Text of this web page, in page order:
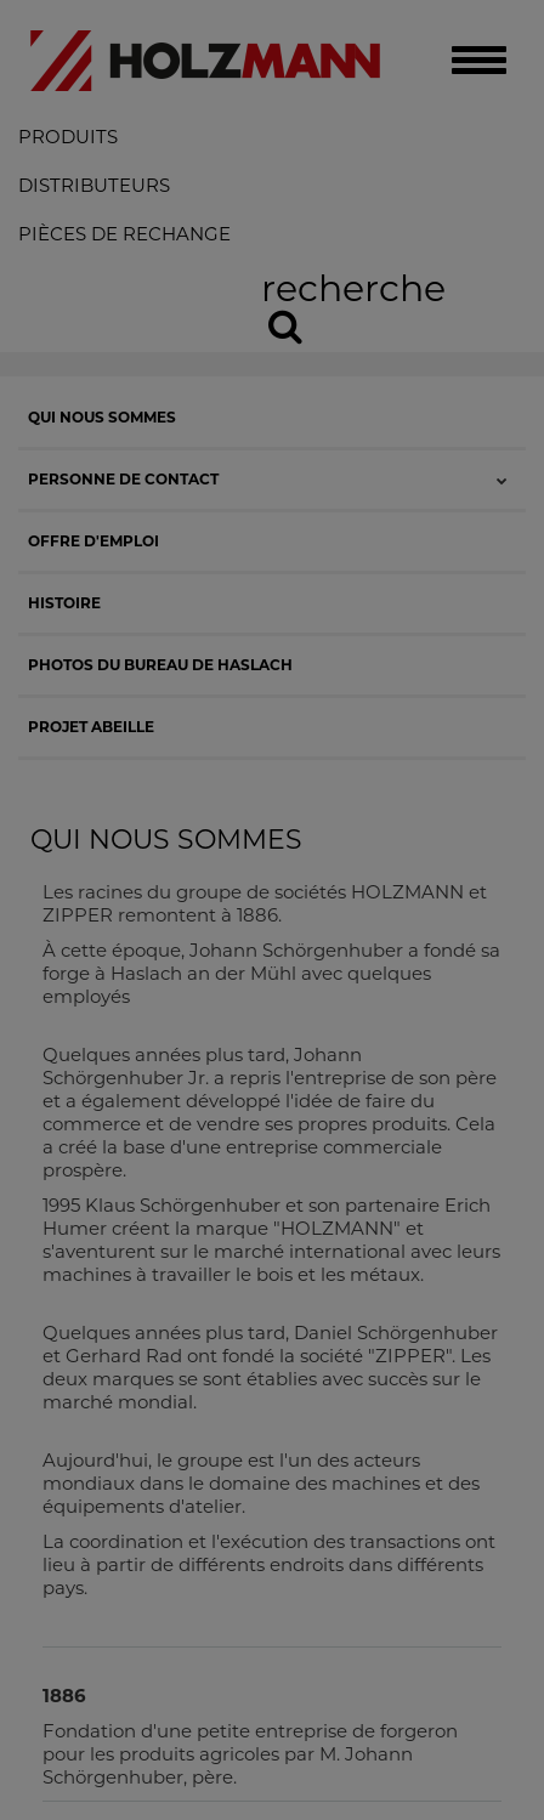
Toggle
PRODUITS
DISTRIBUTEURS
PIÈCES DE RECHANGE
recherche
QUI NOUS SOMMES
Les racines du groupe de sociétés HOLZMANN et
ZIPPER remontent à 1886.
À cette époque, Johann Schörgenhuber a fondé sa
forge à Haslach an der Mühl avec quelques
employés
Quelques années plus tard, Johann
Schörgenhuber Jr. a repris l'entreprise de son père
et a également développé l'idée de faire du
commerce et de vendre ses propres produits. Cela
a créé la base d'une entreprise commerciale
prospère.
1995 Klaus Schörgenhuber et son partenaire Erich
Humer créent la marque "HOLZMANN" et
s'aventurent sur le marché international avec leurs
machines à travailler le bois et les métaux.
Quelques années plus tard, Daniel Schörgenhuber
et Gerhard Rad ont fondé la société "ZIPPER". Les
deux marques se sont établies avec succès sur le
marché mondial.
Aujourd'hui, le groupe est l'un des acteurs
mondiaux dans le domaine des machines et des
équipements d'atelier.
La coordination et l'exécution des transactions ont
lieu à partir de différents endroits dans différents
pays.
1886
Fondation d'une petite entreprise de forgeron
pour les produits agricoles par M. Johann
Schörgenhuber, père.
QUI NOUS SOMMES
PERSONNE DE CONTACT
OFFRE D'EMPLOI
HISTOIRE
PHOTOS DU BUREAU DE HASLACH
PROJET ABEILLE